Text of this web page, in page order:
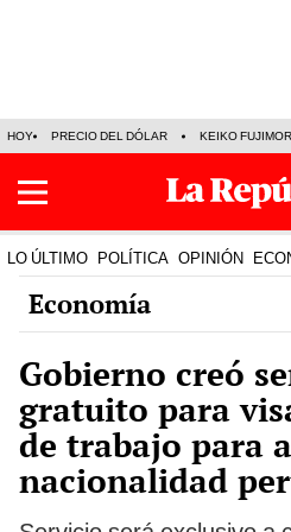
HOY PRECIO DEL DÓLAR KEIKO
LO ÚLTIMO POLÍTICA OPINIÓN
Economía
Gobierno creó
gratuito para
de trabajo para
nacionalidad